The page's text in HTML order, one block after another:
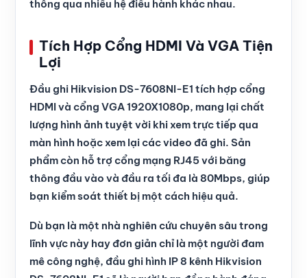
thông qua nhiều hệ điều hành khác nhau.
Tích Hợp Cổng HDMI Và VGA Tiện
Lợi
Đầu ghi Hikvision DS-7608NI-E1 tích hợp cổng
HDMI và cổng VGA 1920X1080p, mang lại chất
lượng hình ảnh tuyệt vời khi xem trực tiếp qua
màn hình hoặc xem lại các video đã ghi. Sản
phẩm còn hỗ trợ cổng mạng RJ45 với băng
thông đầu vào và đầu ra tối đa là 80Mbps, giúp
bạn kiểm soát thiết bị một cách hiệu quả.
Dù bạn là một nhà nghiên cứu chuyên sâu trong
lĩnh vực này hay đơn giản chỉ là một người đam
mê công nghệ, đầu ghi hình IP 8 kênh Hikvision